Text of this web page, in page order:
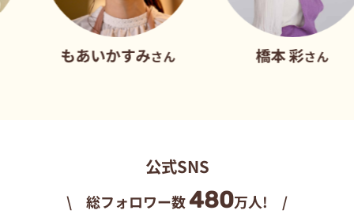
いかすみさん さん
公式SNS
\ 総フォロワー数480万人! /